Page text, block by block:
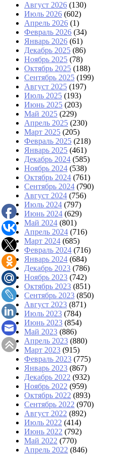
Август 2026 (130)
Июль 2026 (602)
Апрель 2026 (1)
Февраль 2026 (34)
Январь 2026 (61)
Декабрь 2025 (86)
Ноябрь 2025 (78)
Октябрь 2025 (188)
Сентябрь 2025 (199)
Август 2025 (197)
Июль 2025 (193)
Июнь 2025 (203)
Май 2025 (229)
Апрель 2025 (230)
Март 2025 (205)
Февраль 2025 (218)
Январь 2025 (461)
Декабрь 2024 (585)
Ноябрь 2024 (538)
Октябрь 2024 (761)
Сентябрь 2024 (790)
Август 2024 (756)
Июль 2024 (797)
Июнь 2024 (629)
Май 2024 (801)
Апрель 2024 (716)
Март 2024 (685)
Февраль 2024 (716)
Январь 2024 (684)
Декабрь 2023 (786)
Ноябрь 2023 (742)
Октябрь 2023 (851)
Сентябрь 2023 (850)
Август 2023 (871)
Июль 2023 (784)
Июнь 2023 (854)
Май 2023 (886)
Апрель 2023 (880)
Март 2023 (915)
Февраль 2023 (775)
Январь 2023 (867)
Декабрь 2022 (932)
Ноябрь 2022 (959)
Октябрь 2022 (893)
Сентябрь 2022 (970)
Август 2022 (892)
Июль 2022 (414)
Июнь 2022 (792)
Май 2022 (770)
Апрель 2022 (846)